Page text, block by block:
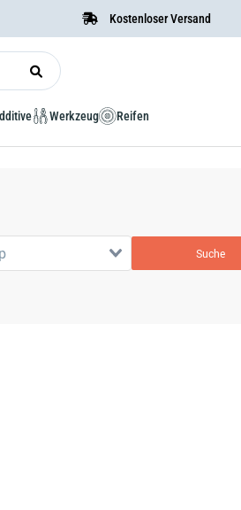
Kostenloser Versand
Werkzeug Reifen
Suche